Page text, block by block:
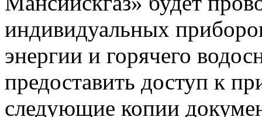
индивидуальных
энергии и горячего
предоставить доступ к
следующие копии